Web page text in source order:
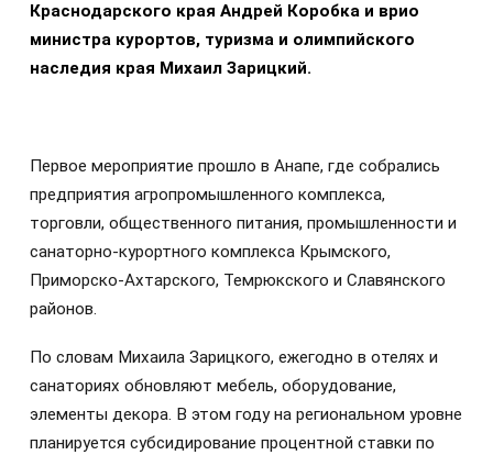
Краснодарского края Андрей Коробка и врио
министра курортов, туризма и олимпийского
наследия края Михаил Зарицкий.
Первое мероприятие прошло в Анапе, где собрались
предприятия агропромышленного комплекса,
торговли, общественного питания, промышленности и
санаторно-курортного комплекса Крымского,
Приморско-Ахтарского, Темрюкского и Славянского
районов.
По словам Михаила Зарицкого, ежегодно в отелях и
санаториях обновляют мебель, оборудование,
элементы декора. В этом году на региональном уровне
планируется субсидирование процентной ставки по